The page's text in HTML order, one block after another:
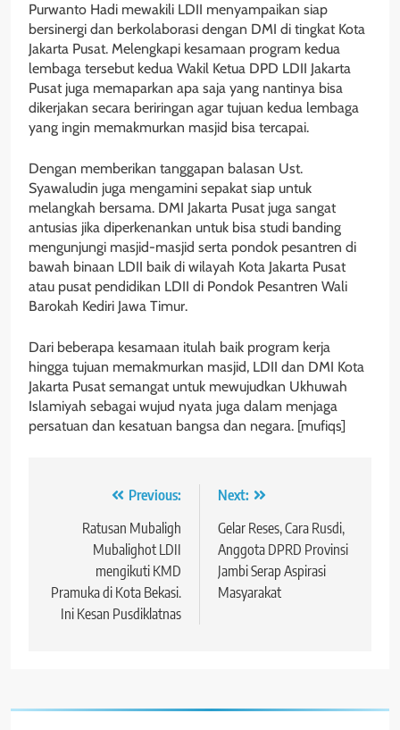
Purwanto Hadi mewakili LDII menyampaikan siap
bersinergi dan berkolaborasi dengan DMI di tingkat Kota
Jakarta Pusat. Melengkapi kesamaan program kedua
lembaga tersebut kedua Wakil Ketua DPD LDII Jakarta
Pusat juga memaparkan apa saja yang nantinya bisa
dikerjakan secara beriringan agar tujuan kedua lembaga
yang ingin memakmurkan masjid bisa tercapai.
Dengan memberikan tanggapan balasan Ust.
Syawaludin juga mengamini sepakat siap untuk
melangkah bersama. DMI Jakarta Pusat juga sangat
antusias jika diperkenankan untuk bisa studi banding
mengunjungi masjid-masjid serta pondok pesantren di
bawah binaan LDII baik di wilayah Kota Jakarta Pusat
atau pusat pendidikan LDII di Pondok Pesantren Wali
Barokah Kediri Jawa Timur.
Dari beberapa kesamaan itulah baik program kerja
hingga tujuan memakmurkan masjid, LDII dan DMI Kota
Jakarta Pusat semangat untuk mewujudkan Ukhuwah
Islamiyah sebagai wujud nyata juga dalam menjaga
persatuan dan kesatuan bangsa dan negara. [mufiqs]
Navigasi Previous:
Ratusan Mubaligh
Mubalighot LDII
mengikuti KMD
Pramuka di Kota Bekasi.
Ini Kesan Pusdiklatnas
Next:
Gelar Reses, Cara Rusdi,
Anggota DPRD Provinsi
Jambi Serap Aspirasi
Masyarakat